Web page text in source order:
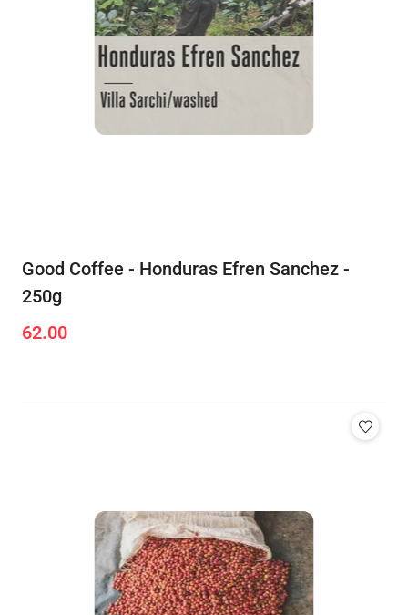
Good Coffee - Honduras Efren Sanchez -
250g
Cena:
62.00